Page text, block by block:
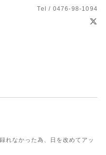
Tel / 0476-98-1094
れなかった為、日を改めてアッ